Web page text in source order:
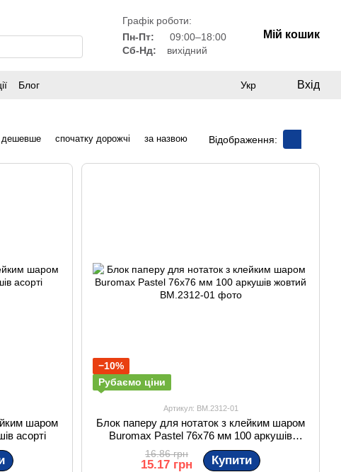
Графік роботи:
Пн-Пт:
09:00–18:00
Сб-Нд:
вихідний
Мій кошик
Блог
Укр Вхід
дешевше спочатку дорожчі за назвою Відображення:
шаром
асорті
−10%
Рубаємо ціни
Артикул: BM.2312-01
Блок паперу для нотаток з клейким шаром
Buromax Pastel 76x76 мм 100 аркушів
жовтий
16.86 грн
15.17 грн Купити